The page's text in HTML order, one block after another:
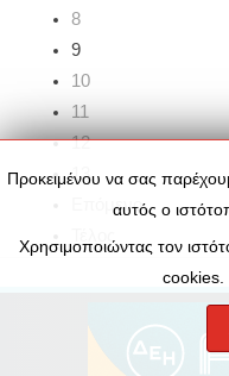
8
9
10
11
12
13
Επόμενο
Προκειμένου να σας
αυτός ο
Χρησιμοποιώντας τον
cookies.